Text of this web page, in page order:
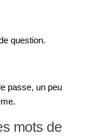
question.
passe, un peu
mots de